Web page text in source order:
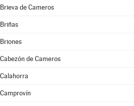
Brieva de Cameros
Briñas
Briones
Cabezón de Cameros
Calahorra
Camprovín